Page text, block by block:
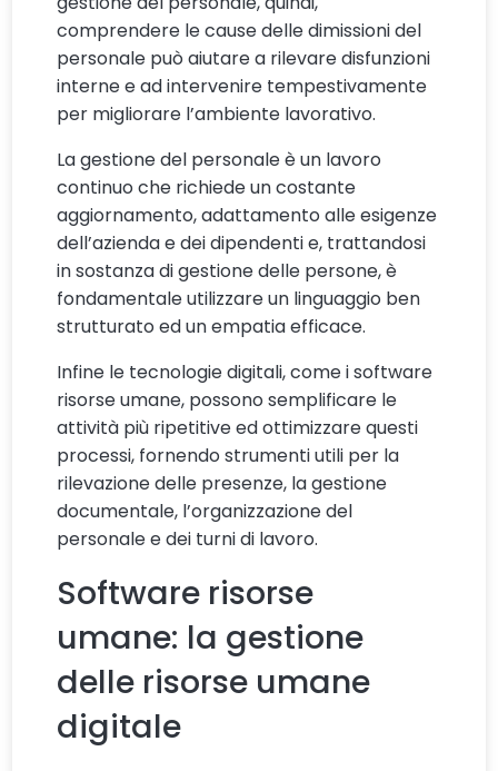
comprendere le cause delle dimissioni del
personale può aiutare a rilevare disfunzioni
interne e ad intervenire tempestivamente
per migliorare l’ambiente lavorativo.
La gestione del personale è un lavoro
continuo che richiede un costante
aggiornamento, adattamento alle esigenze
dell’azienda e dei dipendenti e, trattandosi
in sostanza di gestione delle persone, è
fondamentale utilizzare un linguaggio ben
strutturato ed un empatia efficace.
Infine le tecnologie digitali, come i software
risorse umane, possono semplificare le
attività più ripetitive ed ottimizzare questi
processi, fornendo strumenti utili per la
rilevazione delle presenze, la gestione
documentale, l’organizzazione del
personale e dei turni di lavoro.
Software risorse
umane: la gestione
delle risorse umane
digitale